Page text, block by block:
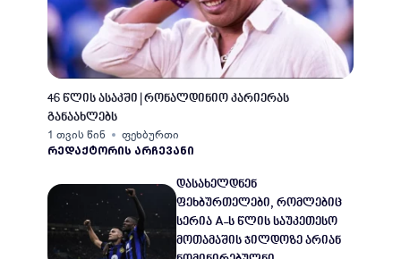
46 წლის ასაკში | რონალდინიო კარიერას
განაახლებს
1 თვის წინ ფეხბურთი
ᲠᲔᲓᲐᲥᲢᲝᲠᲘᲡ ᲐᲠᲩᲔᲕᲐᲜᲘ
დასახელდნენ
ფეხბურთელები, რომლებიც
სერია A-ს წლის საუკეთესო
მოთამაშის ჯილდოზე არიან